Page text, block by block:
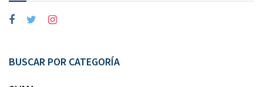
BUSCAR POR CATEGORÍA